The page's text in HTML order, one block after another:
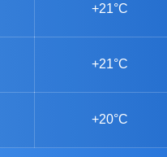
+21°C
+21°C
+20°C